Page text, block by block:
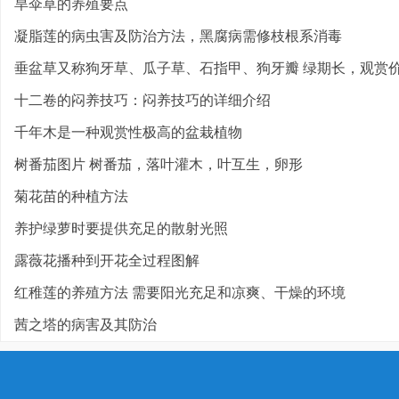
旱伞草的养殖要点
凝脂莲的病虫害及防治方法，黑腐病需修枝根系消毒
垂盆草又称狗牙草、瓜子草、石指甲、狗牙瓣 绿期长，观赏
十二卷的闷养技巧：闷养技巧的详细介绍
千年木是一种观赏性极高的盆栽植物
树番茄图片 树番茄，落叶灌木，叶互生，卵形
菊花苗的种植方法
养护绿萝时要提供充足的散射光照
露薇花播种到开花全过程图解
红稚莲的养殖方法 需要阳光充足和凉爽、干燥的环境
茜之塔的病害及其防治